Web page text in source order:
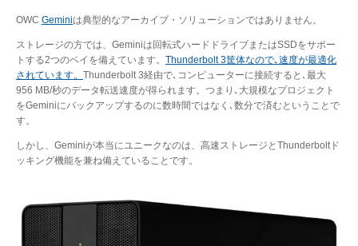
OWC Geminiは典型的なアーカイブ・ソリューションではありません。
ストレージの方では、Geminiは回転式ハードドライブまたはSSDをサポー
トする2つのベイを備えています。 Thunderbolt 3筐体なので､速度が最適化
されています。 Thunderbolt 3経由で､コンピューターに接続すると､最大
956 MB/秒のデータ転送速度が得られます。つまり､大規模なプロジェクト
をGeminiにバックアップするのに数時間ではなく､数分で済むということで
す。
しかし、Geminiが本当にユニークなのは、高速ストレージとThunderboltド
ッキング機能を兼ね備えていることです。